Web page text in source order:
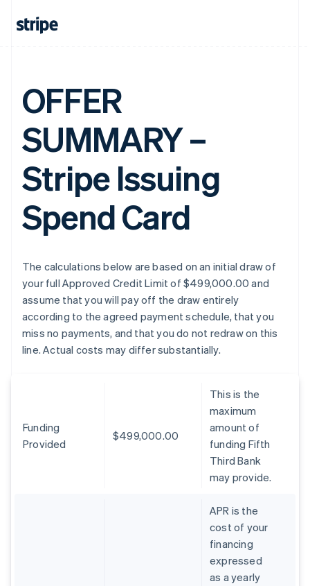
OFFER
SUMMARY –
Stripe Issuing
Spend Card
The calculations below are based on an initial draw of
your full Approved Credit Limit of $499,000.00 and
assume that you will pay off the draw entirely
according to the agreed payment schedule, that you
miss no payments, and that you do not redraw on this
line. Actual costs may differ substantially.
Funding
Provided
$499,000.00
This is the
maximum
amount of
funding Fifth
Third Bank
may provide.
APR is the
cost of your
financing
expressed
as a yearly